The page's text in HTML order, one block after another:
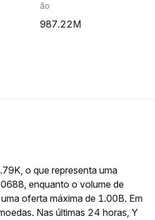
ão
987.22M
o que representa uma
enquanto o volume de
oferta máxima de 1.00B. Em
Nas últimas 24 horas, Y